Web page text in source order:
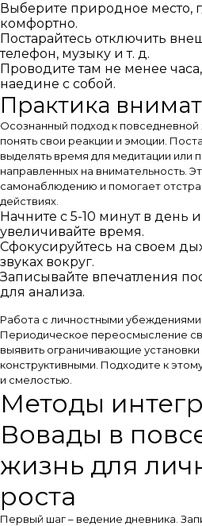
Выберите природное место,
комфортно.
Постарайтесь отключить
телефон, музыку и т. д.
Проводите там не менее
наедине с собой.
Практика
Осознанный подход к
понять свои реакции и эмоции.
выделять время для медитации или
направленных на внимательность.
самонаблюдению и помогает
действиях.
Начните с 5-10 минут в день
увеличивайте время.
Сфокусируйтесь на своем
звуках вокруг.
Записывайте впечатления
для анализа.
Работа с личностными убеждениями
Периодическое переосмысление
выявить ограничивающие
конструктивными. Подходите к
и смелостью.
Методы
Вовады в
жизнь для
роста
Первый шаг – ведение дневника.